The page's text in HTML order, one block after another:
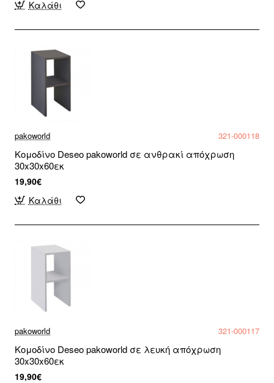
Καλάθι
pakoworld 321-000118
Κομοδίνο Deseo pakoworld σε ανθρακί απόχρωση
30x30x60εκ
19,90€
Καλάθι
pakoworld 321-000117
Κομοδίνο Deseo pakoworld σε λευκή απόχρωση
30x30x60εκ
19,90€